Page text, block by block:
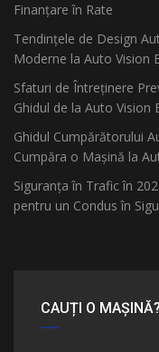
Finanțare în Rate
Tendințele de Design
Moderne la Auto Vision
Sfaturi de Întreținere
Ghidul de la Auto Vision
Ghidul Cumpărătorului
Cumpăra o Mașină la
Siguranța în Trafic în
pentru un Condus în
CAUȚI O MAȘINĂ?